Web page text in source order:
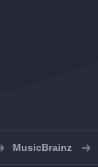
MusicBrainz